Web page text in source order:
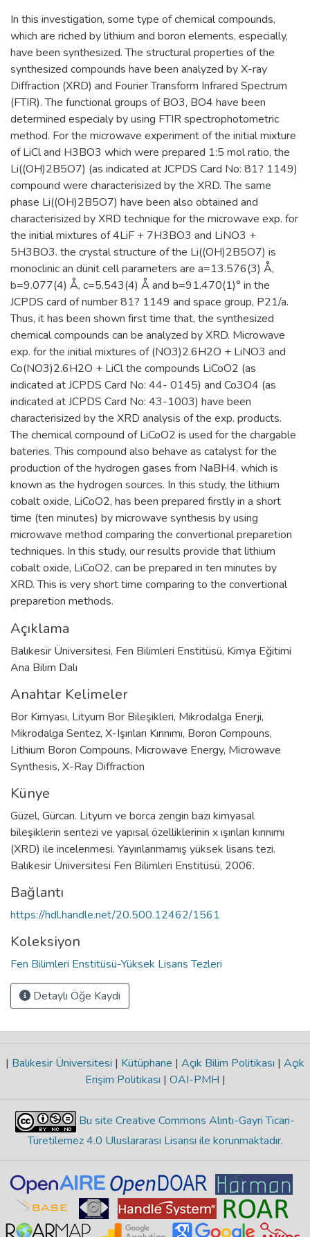
In this investigation, some type of chemical compounds,
which are riched by lithium and boron elements, especially,
have been synthesized. The structural properties of the
synthesized compounds have been analyzed by X-ray
Diffraction (XRD) and Fourier Transform Infrared Spectrum
(FTIR). The functional groups of BO3, BO4 have been
determined especialy by using FTIR spectrophotometric
method. For the microwave experiment of the initial mixture
of LiCl and H3BO3 which were prepared 1:5 mol ratio, the
Li((OH)2B5O7) (as indicated at JCPDS Card No: 81? 1149)
compound were characterisized by the XRD. The same
phase Li((OH)2B5O7) have been also obtained and
characterisized by XRD technique for the microwave exp. for
the initial mixtures of 4LiF + 7H3BO3 and LiNO3 +
5H3BO3. the crystal structure of the Li((OH)2B5O7) is
monoclinic an dünit cell parameters are a=13.576(3) Å,
b=9.077(4) Å, c=5.543(4) Å and b=91.470(1)° in the
JCPDS card of number 81? 1149 and space group, P21/a.
Thus, it has been shown first time that, the synthesized
chemical compounds can be analyzed by XRD. Microwave
exp. for the initial mixtures of (NO3)2.6H2O + LiNO3 and
Co(NO3)2.6H2O + LiCl the compounds LiCoO2 (as
indicated at JCPDS Card No: 44- 0145) and Co3O4 (as
indicated at JCPDS Card No: 43-1003) have been
characterisized by the XRD analysis of the exp. products.
The chemical compound of LiCoO2 is used for the chargable
bateries. This compound also behave as catalyst for the
production of the hydrogen gases from NaBH4, which is
known as the hydrogen sources. In this study, the lithium
cobalt oxide, LiCoO2, has been prepared firstly in a short
time (ten minutes) by microwave synthesis by using
microwave method comparing the convertional preparetion
techniques. In this study, our results provide that lithium
cobalt oxide, LiCoO2, can be prepared in ten minutes by
XRD. This is very short time comparing to the convertional
preparetion methods.
Açıklama
Balıkesir Üniversitesi, Fen Bilimleri Enstitüsü, Kimya Eğitimi
Ana Bilim Dalı
Anahtar Kelimeler
Bor Kimyası, Lityum Bor Bileşikleri, Mikrodalga Enerji,
Mikrodalga Sentez, X-Işınları Kırınımı, Boron Compouns,
Lithium Boron Compouns, Microwave Energy, Microwave
Synthesis, X-Ray Diffraction
Künye
Güzel, Gürcan. Lityum ve borca zengin bazı kimyasal
bileşiklerin sentezi ve yapısal özelliklerinin x ışınları kırınımı
(XRD) ile incelenmesi. Yayınlanmamış yüksek lisans tezi.
Balıkesir Üniversitesi Fen Bilimleri Enstitüsü, 2006.
Bağlantı
https://hdl.handle.net/20.500.12462/1561
Koleksiyon
Fen Bilimleri Enstitüsü-Yüksek Lisans Tezleri
Detaylı Öğe Kaydı
| Balıkesir Üniversitesi | Kütüphane | Açık Bilim Politikası | Açık
Erişim Politikası | OAI-PMH |
Bu site Creative Commons Alıntı-Gayri Ticari-
Türetilemez 4.0 Uluslararası Lisansı ile korunmaktadır.